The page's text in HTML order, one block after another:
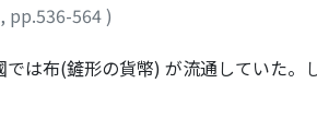
, pp.536-564)
は布(鏟形の貨幤) が流通していた。
先ず燕國で燕の齊國支配という状況